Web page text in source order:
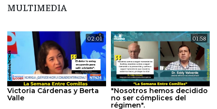
MULTIMEDIA
02:01
Victoria Cárdenas y Berta
Valle
01:58
"Nosotros hemos decidido
no ser cómplices del
régimen".